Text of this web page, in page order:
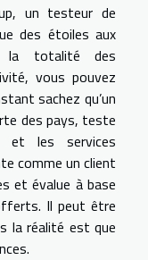
un testeur de
des étoiles aux
la totalité des
vous pouvez
sachez qu’un
des pays, teste
et les services
comme un client
et évalue à base
Il peut être
la réalité est que